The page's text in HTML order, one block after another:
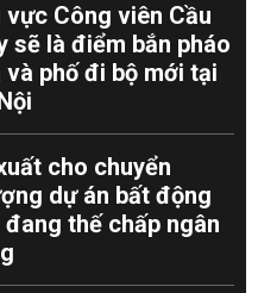
vực Công viên Cầu
sẽ là điểm bắn pháo
và phố đi bộ mới tại
cho chuyển
dự án bất động
đang thế chấp ngân